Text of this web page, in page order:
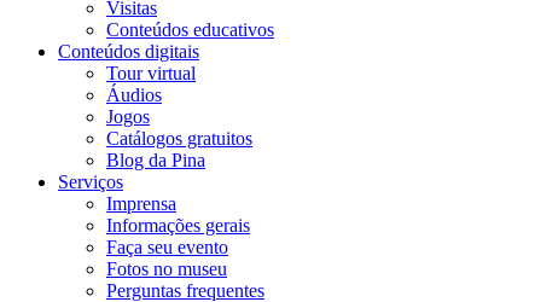
Visitas
Conteúdos educativos​
Conteúdos digitais
Tour virtual
Áudios
Jogos
Catálogos gratuitos
Blog da Pina
Serviços
Imprensa
Informações gerais
Faça seu evento
Fotos no museu
Perguntas frequentes